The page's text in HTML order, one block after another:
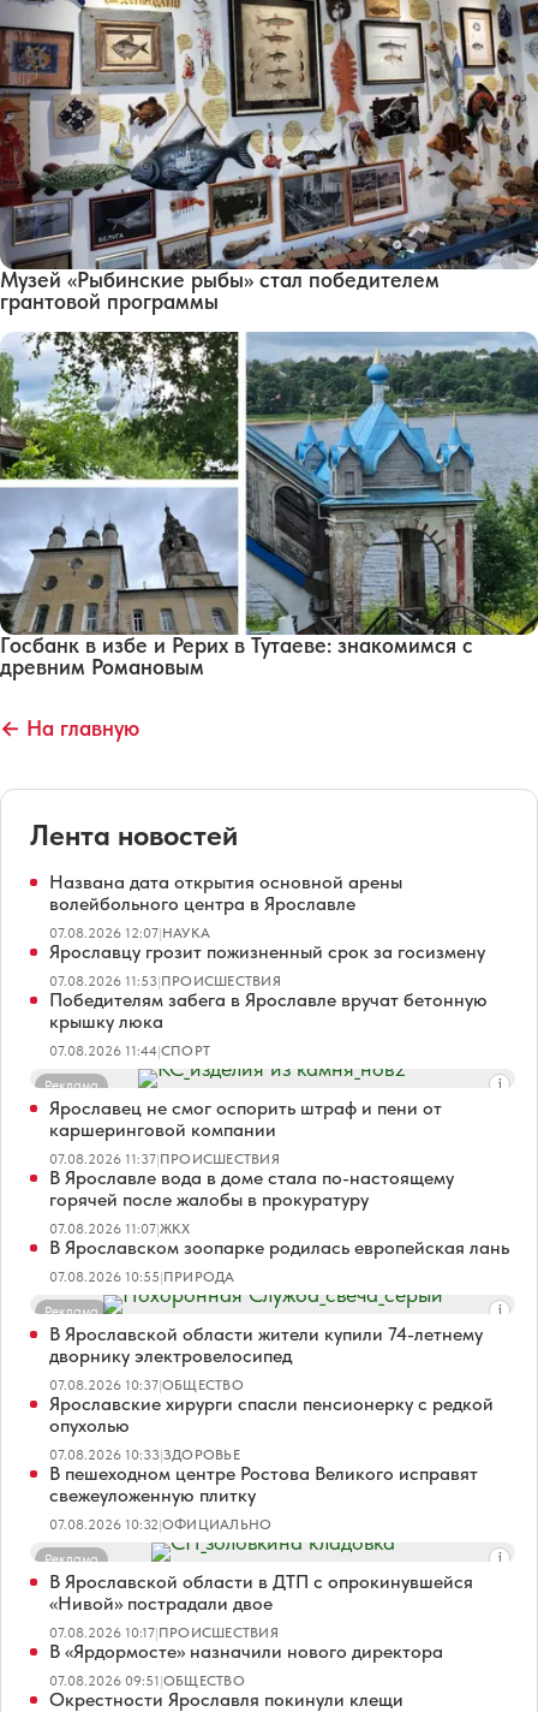
Музей «Рыбинские рыбы» стал победителем
грантовой программы
Госбанк в избе и Рерих в Тутаеве: знакомимся с
древним Романовым
← На главную
Лента новостей
Названа дата открытия основной арены
волейбольного центра в Ярославле
07.08.2026 12:07|НАУКА
Ярославцу грозит пожизненный срок за госизмену
07.08.2026 11:53|ПРОИСШЕСТВИЯ
Победителям забега в Ярославле вручат бетонную
крышку люка
07.08.2026 11:44|СПОРТ
Реклама
Ярославец не смог оспорить штраф и пени от
каршеринговой компании
07.08.2026 11:37|ПРОИСШЕСТВИЯ
В Ярославле вода в доме стала по-настоящему
горячей после жалобы в прокуратуру
07.08.2026 11:07|ЖКХ
В Ярославском зоопарке родилась европейская лань
07.08.2026 10:55|ПРИРОДА
Реклама
В Ярославской области жители купили 74-летнему
дворнику электровелосипед
07.08.2026 10:37|ОБЩЕСТВО
Ярославские хирурги спасли пенсионерку с редкой
опухолью
07.08.2026 10:33|ЗДОРОВЬЕ
В пешеходном центре Ростова Великого исправят
свежеуложенную плитку
07.08.2026 10:32|ОФИЦИАЛЬНО
Реклама
В Ярославской области в ДТП с опрокинувшейся
«Нивой» пострадали двое
07.08.2026 10:17|ПРОИСШЕСТВИЯ
В «Ярдормосте» назначили нового директора
07.08.2026 09:51|ОБЩЕСТВО
Окрестности Ярославля покинули клещи